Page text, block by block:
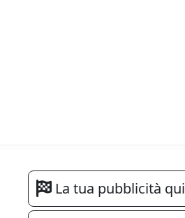
La tua pubblicità qui